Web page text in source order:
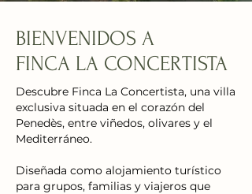
BIENVENIDOS A
FINCA LA CONCERTISTA
Descubre Finca La Concertista, una villa
exclusiva situada en el corazón del
Penedès, entre viñedos, olivares y el
Mediterráneo.
Diseñada como alojamiento turístico
para grupos, familias y viajeros que